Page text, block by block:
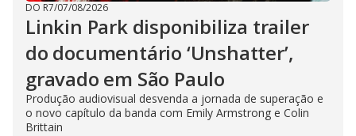
DO R7/07/08/2026
Linkin Park disponibiliza trailer
do documentário ‘Unshatter’,
gravado em São Paulo
Produção audiovisual desvenda a jornada de superação e
o novo capítulo da banda com Emily Armstrong e Colin
Brittain